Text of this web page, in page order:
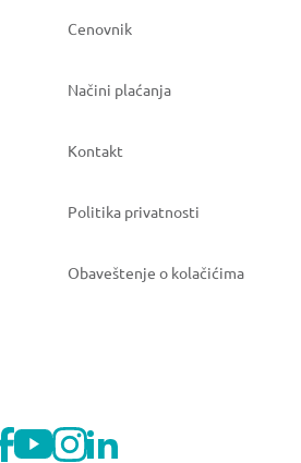
Cenovnik
Načini plaćanja
Kontakt
Politika privatnosti
Obaveštenje o kolačićima